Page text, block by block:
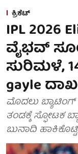
ಕ್ರಿಕೆಟ್
IPL 2026
ವೈಭವ್
ಸುರಿಮಳೆ,
gayle
ಮೊದಲು ಬ್ಯಾಟಿಂಗ್
ತಂಡಕ್ಕೆ ಸ್ಫೋಟಕ
ಬುನಾದಿ